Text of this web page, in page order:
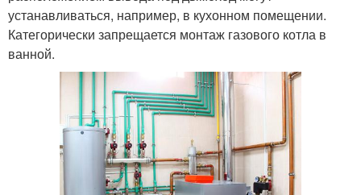
устанавливаться, например, в кухонном помещении.
Категорически запрещается монтаж газового котла в
ванной.